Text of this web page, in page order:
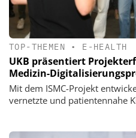
TOP-THEMEN • E-HEALTH
UKB präsentiert
Medizin-
Mit dem ISMC-Projekt
vernetzte und patientennahe